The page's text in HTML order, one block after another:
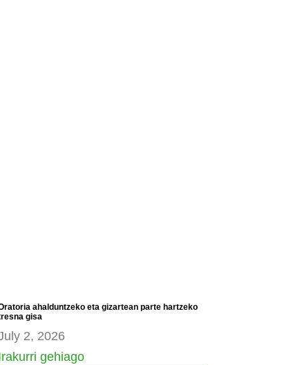
ahalduntzeko eta gizartean parte hartzeko
gisa
2, 2026
gehiago